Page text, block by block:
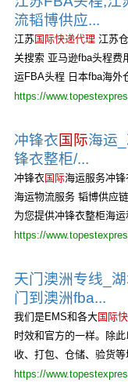
流韬博供应...
江苏国际快递代理江苏
关搜索 亚马逊fba头程费
运FBA头程 日本fba海外
https://
冲锋衣国际海运
锋衣整柜/...
冲锋衣国际海运服务冲
海运物流服务 韬博供应
为您提供冲锋衣整柜海
https://
天门澳洲专线_
门到澳洲fba...
我们是EMS和各大国际
时效和官方的一样。除
收、打包、仓储、验货
https://